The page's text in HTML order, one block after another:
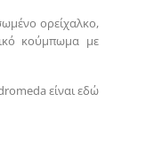
ορείχαλκο,
κούμπωμα με
είναι εδώ